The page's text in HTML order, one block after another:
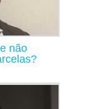
não